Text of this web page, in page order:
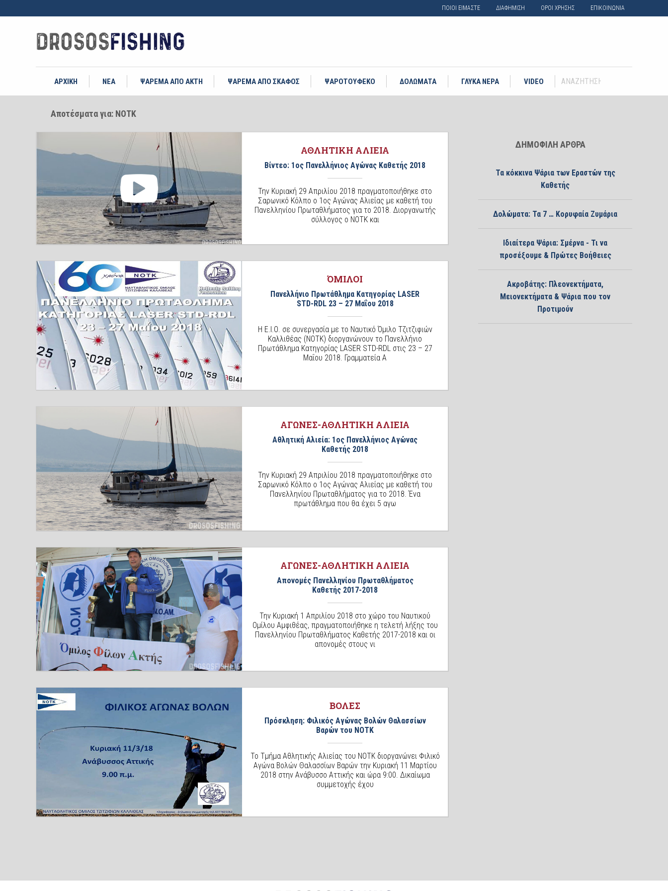
ΠΟΙΟΙ ΕΙΜΑΣΤΕ ΔΙΑΦΗΜΙΣΗ ΟΡΟΙ ΧΡΗΣΗΣ ΕΠΙΚΟΙΝΩΝΙΑ
ΑΡΧΙΚΗ ΝΕΑ ΨΑΡΕΜΑ ΑΠΟ ΑΚΤΗ ΨΑΡΕΜΑ ΑΠΟ ΣΚΑΦΟΣ ΨΑΡΟΤΟΥΦΕΚΟ ΔΟΛΩΜΑΤΑ ΓΛΥΚΑ ΝΕΡΑ VIDEO
Αποτέσματα για: ΝΟΤΚ
ΑΘΛΗΤΙΚΗ ΑΛΙΕΙΑ
Βίντεο: 1ος Πανελλήνιος Αγώνας Καθετής 2018
Την Κυριακή 29 Απριλίου 2018 πραγματοποιήθηκε στο
Σαρωνικό Κόλπο ο 1ος Αγώνας Αλιείας με καθετή του
Πανελληνίου Πρωταθλήματος για το 2018. Διοργανωτής
σύλλογος ο ΝΟΤΚ και
ΌΜΙΛΟΙ
Πανελλήνιο Πρωτάθλημα Κατηγορίας LASER
STD-RDL 23 – 27 Μαΐου 2018
Η Ε.Ι.Ο. σε συνεργασία με το Ναυτικό Όμιλο Τζιτζιφιών
Καλλιθέας (NOTK) διοργανώνουν το Πανελλήνιο
Πρωτάθλημα Κατηγορίας LASER STD-RDL στις 23 – 27
Μαΐου 2018. Γραμματεία Α
ΑΓΩΝΕΣ-ΑΘΛΗΤΙΚΗ ΑΛΙΕΙΑ
Αθλητική Αλιεία: 1ος Πανελλήνιος Αγώνας
Καθετής 2018
Την Κυριακή 29 Απριλίου 2018 πραγματοποιήθηκε στο
Σαρωνικό Κόλπο ο 1ος Αγώνας Αλιείας με καθετή του
Πανελληνίου Πρωταθλήματος για το 2018. Ένα
πρωτάθλημα που θα έχει 5 αγω
ΑΓΩΝΕΣ-ΑΘΛΗΤΙΚΗ ΑΛΙΕΙΑ
Απονομές Πανελληνίου Πρωταθλήματος
Καθετής 2017-2018
Την Κυριακή 1 Απριλίου 2018 στο χώρο του Ναυτικού
Ομίλου Αμφιθέας, πραγματοποιήθηκε η τελετή λήξης του
Πανελληνίου Πρωταθλήματος Καθετής 2017-2018 και οι
απονομές στους νι
ΒΟΛΕΣ
Πρόσκληση: Φιλικός Αγώνας Βολών Θαλασσίων
Βαρών του ΝΟΤΚ
Το Τμήμα Αθλητικής Αλιείας του ΝΟΤΚ διοργανώνει Φιλικό
Αγώνα Βολών Θαλασσίων Βαρών την Κυριακή 11 Μαρτίου
2018 στην Ανάβυσσο Αττικής και ώρα 9:00. Δικαίωμα
συμμετοχής έχου
ΔΗΜΟΦΙΛΗ ΑΡΘΡΑ
Τα κόκκινα Ψάρια των Εραστών της
Καθετής
Δολώματα: Τα 7 … Κορυφαία Ζυμάρια
Ιδιαίτερα Ψάρια: Σμέρνα - Τι να
προσέξουμε & Πρώτες Βοήθειες
Ακροβάτης: Πλεονεκτήματα,
Μειονεκτήματα & Ψάρια που τον
Προτιμούν